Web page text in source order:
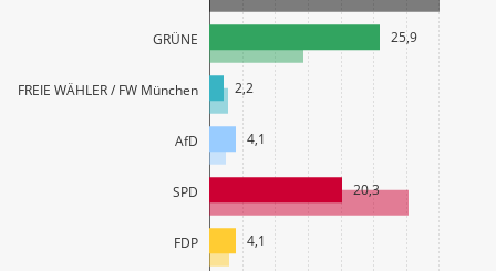
GRÜNE
FREIE WÄHLER / FW München
AfD
SPD
FDP
25,9
2,2
4,1
20,3
4,1